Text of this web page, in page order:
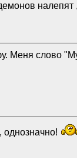
налепят
Меня слово